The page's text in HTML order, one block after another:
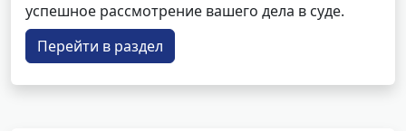
успешное рассмотрение вашего дела в суде.
Перейти в раздел